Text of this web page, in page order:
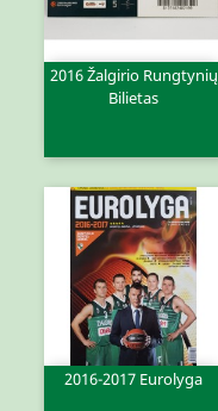
2016 Žalgirio Rungtynių
Bilietas
2016-2017 Eurolyga